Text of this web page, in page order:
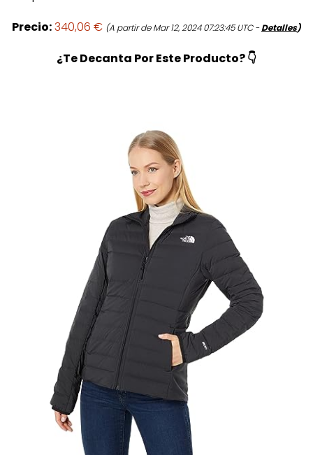
Precio:340,06 € (A partir de Mar 12, 2024 07:23:45 UTC -Detalles)
¿Te Decanta Por Este Producto? 👇